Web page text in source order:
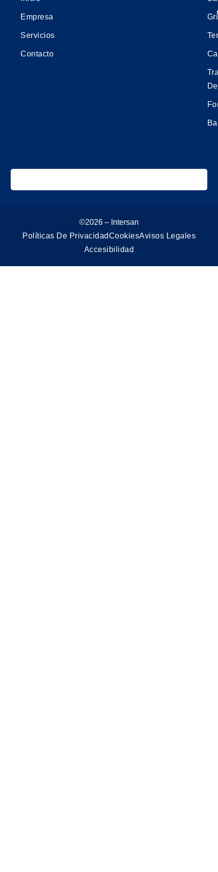
Empresa
Servicios
Contacto
©2026 – Intersan
Políticas De PrivacidadCookiesAvisos Legales
Accesibilidad